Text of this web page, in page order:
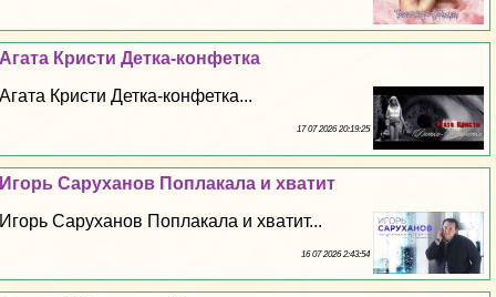
Агата Кристи Детка-конфетка
Агата Кристи Детка-конфетка...
17 07 2026 20:19:25
Игорь Саруханов Поплакала и хватит
Игорь Саруханов Поплакала и хватит...
16 07 2026 2:43:54